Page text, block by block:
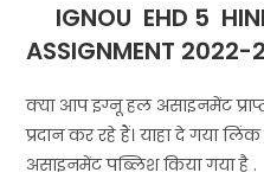
IGNOU EHD 5
ASSIGNMENT 2022-
क्या आप इग्नू हल असाइनमेंट
प्रदान कर रहे हैं। याहा दे गया
असाइनमेंट पब्लिश किया गया है .